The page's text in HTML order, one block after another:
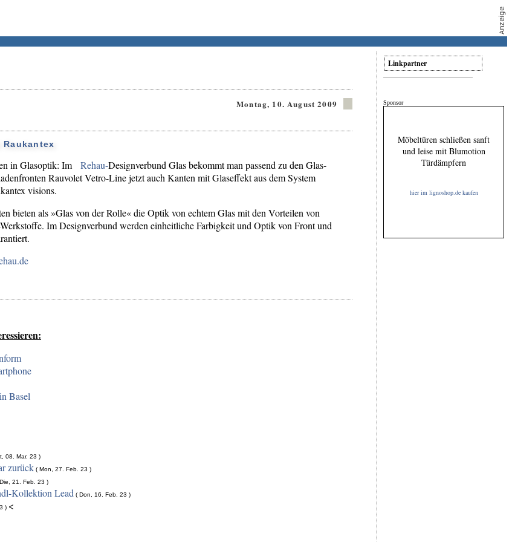
Linkpartner
Sponsor
Möbeltüren schließen sanft
und leise mit Blumotion
Türdämpfern
hier im lignoshop.de kaufen
Montag, 10. August 2009
in Glasoptik: Im Rehau-Designverbund Glas bekommt man passend zu den Glas-
Rauvolet Vetro-Line jetzt auch Kanten mit Glaseffekt aus dem System
visions.
bieten als »Glas von der Rolle« die Optik von echtem Glas mit den Vorteilen von
Im Designverbund werden einheitliche Farbigkeit und Optik von Front und
Basel
08. Mar. 23 )
zurück ( Mon, 27. Feb. 23 )
21. Feb. 23 )
Kollektion Lead ( Don, 16. Feb. 23 )
) <